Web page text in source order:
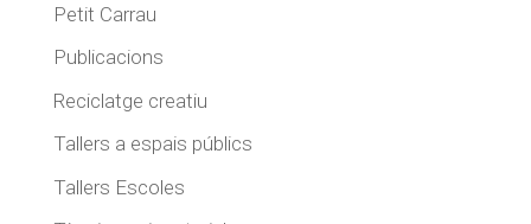
Petit Carrau
Publicacions
Reciclatge creatiu
Tallers a espais públics
Tallers Escoles